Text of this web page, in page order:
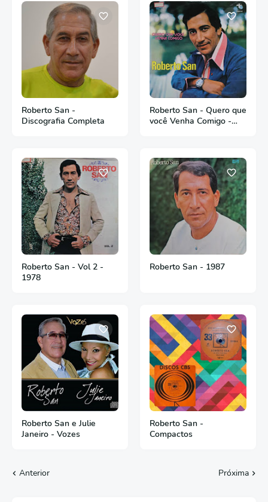
Roberto San -
Discografia Completa
Roberto San - Quero que
você Venha Comigo -
Roberto San - Vol 2 -
1978
Roberto San - 1987
Roberto San e Julie
Janeiro - Vozes
Roberto San -
Compactos
Anterior Próxima